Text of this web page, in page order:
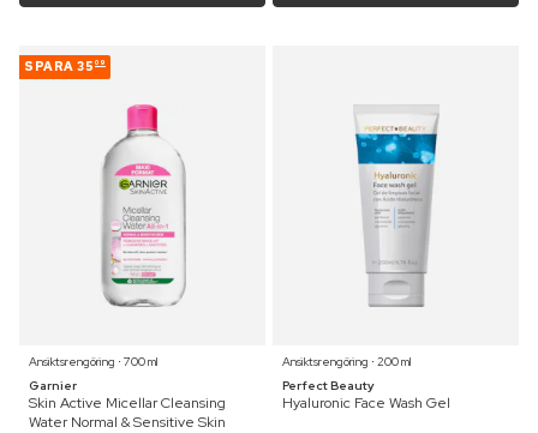
SPARA 35 09
Ansiktsrengöring ⋅ 700 ml
Garnier
Skin Active Micellar Cleansing
Water Normal & Sensitive Skin
Ansiktsrengöring ⋅ 200 ml
Perfect Beauty
Hyaluronic Face Wash Gel